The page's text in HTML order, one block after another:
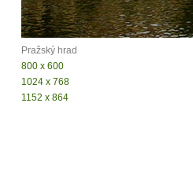
Pražský hrad
800 x 600
1024 x 768
1152 x 864